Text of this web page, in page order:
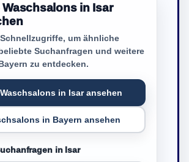
Waschsalons in Isar
um ähnliche
Suchanfragen und weitere
zu entdecken.
in Isar ansehen
in Bayern ansehen
in Isar